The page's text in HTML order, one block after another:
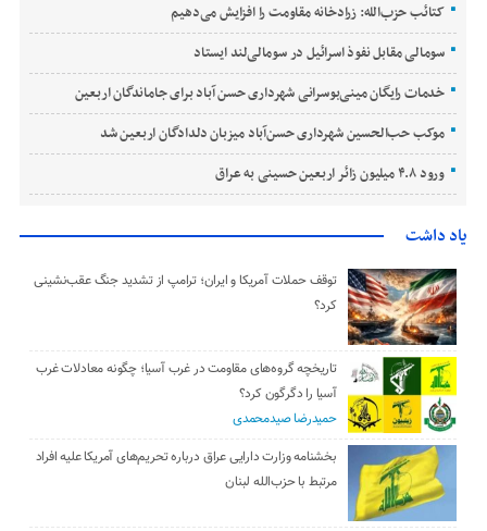
کتائب حزب‌الله: زرادخانه مقاومت را افزایش می‌دهیم
سومالی مقابل نفوذ اسرائیل در سومالی‌لند ایستاد
خدمات رایگان مینی‌بوسرانی شهرداری حسن‌ آباد برای جاماندگان اربعین
موکب حب‌الحسین شهرداری حسن‌آباد میزبان دلدادگان اربعین شد
ورود ۴.۸ میلیون زائر اربعین حسینی به عراق
یاد داشت
توقف حملات آمریکا و ایران؛ ترامپ از تشدید جنگ عقب‌نشینی
کرد؟
تاریخچه گروه‌های مقاومت در غرب آسیا؛ چگونه معادلات غرب
آسیا را دگرگون کرد؟
حمیدرضا صیدمحمدی
بخشنامه وزارت دارایی عراق درباره تحریم‌های آمریکا علیه افراد
مرتبط با حزب‌الله لبنان